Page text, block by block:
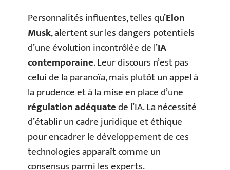
Personnalités influentes, telles qu’Elon
Musk, alertent sur les dangers potentiels
d’une évolution incontrôlée de l’IA
contemporaine. Leur discours n’est pas
celui de la paranoïa, mais plutôt un appel à
la prudence et à la mise en place d’une
régulation adéquatede l’IA. La nécessité
d’établir un cadre juridique et éthique
pour encadrer le développement de ces
technologies apparaît comme un
consensus parmi les experts.